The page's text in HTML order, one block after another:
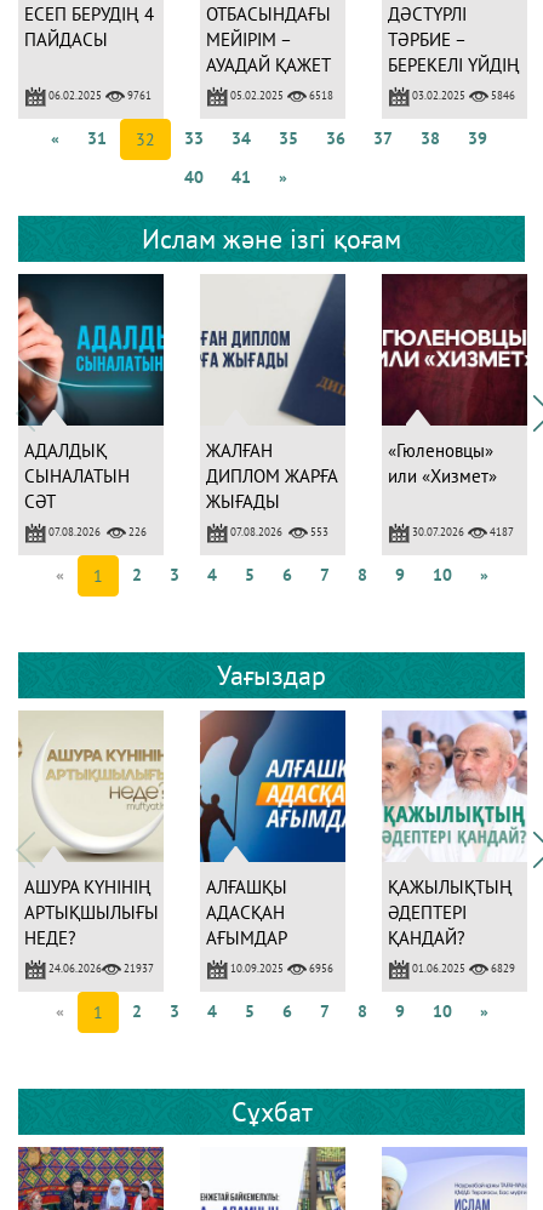
ЕСЕП БЕРУДІҢ 4
ПАЙДАСЫ
06.02.2025 9761
ОТБАСЫНДАҒЫ
МЕЙІРІМ –
АУАДАЙ ҚАЖЕТ
ҚАСИЕТ
05.02.2025 6518
ДӘСТҮРЛІ
ТӘРБИЕ –
БЕРЕКЕЛІ ҮЙДІҢ
ІРГЕТАСЫ
03.02.2025 5846
« 31 32 33 34 35 36 37 38
39
40
41 »
Ислам және ізгі қоғам
АДАЛДЫҚ
СЫНАЛАТЫН
СӘТ
07.08.2026 226
ЖАЛҒАН
ДИПЛОМ ЖАРҒА
ЖЫҒАДЫ
07.08.2026 553
«Гюленовцы»
или «Хизмет»
30.07.2026 4187
« 1 2 3 4 5 6 7 8 9 10 »
Уағыздар
АШУРА КҮНІНІҢ
АРТЫҚШЫЛЫҒЫ
НЕДЕ?
24.06.2026 21937
АЛҒАШҚЫ
АДАСҚАН
АҒЫМДАР
10.09.2025 6956
ҚАЖЫЛЫҚТЫҢ
ӘДЕПТЕРІ
ҚАНДАЙ?
01.06.2025 6829
« 1 2 3 4 5 6 7 8 9 10 »
Сұхбат